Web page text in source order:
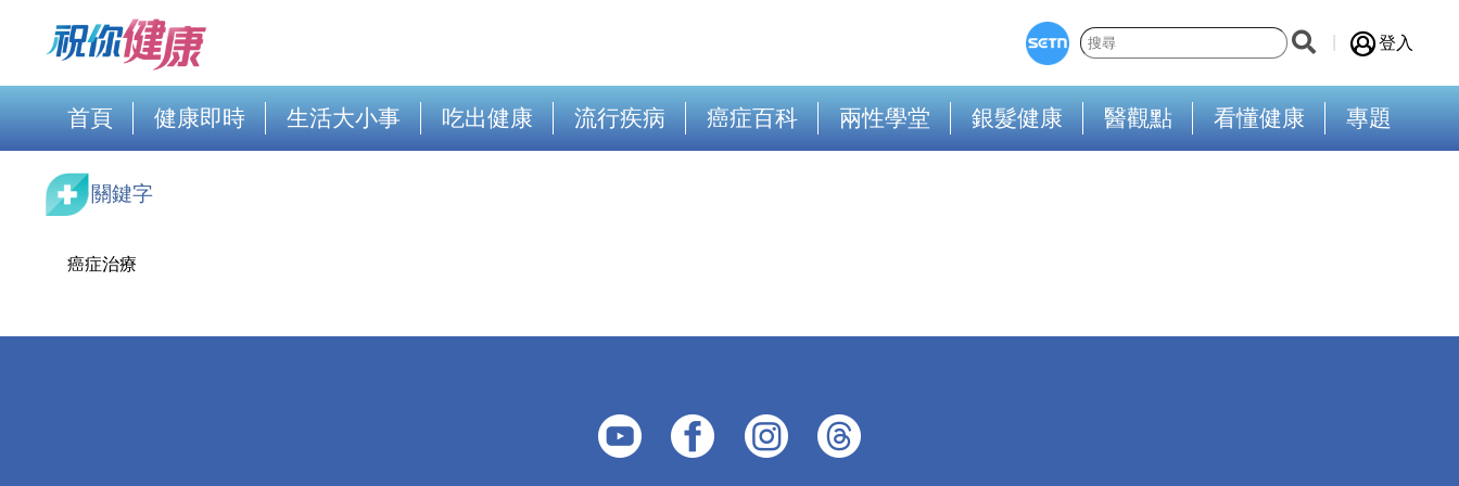
登入
首頁 健康即時 生活大小事 吃出健康 流行疾病 癌症百科 兩性學堂 銀髮健康 醫觀點 看懂健康 專題
關鍵字
癌症治療